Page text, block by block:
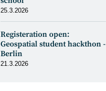
25.3.2026
Registeration open:
Geospatial student hackthon -
Berlin
21.3.2026